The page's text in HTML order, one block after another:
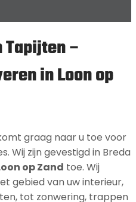
Tapijten –
in Loon op
graag naar u toe voor
Wij zijn gevestigd in Breda
op Zand toe. Wij
gebied van uw interieur,
tot zonwering, trappen